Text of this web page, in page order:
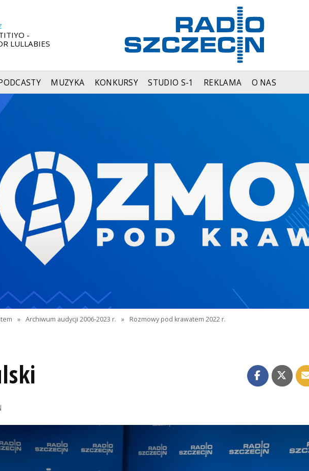
-
LULLABIES
MUZYKA KONKURSY STUDIO S-1 REKLAMA O NAS
» Archiwum audycji 2006-2023 r. » Rozmowy pod krawatem 2022 r.